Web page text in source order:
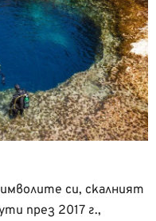
си, скалният
през 2017 г.,